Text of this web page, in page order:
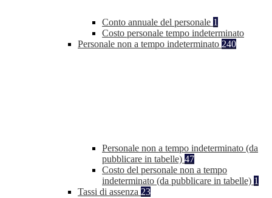
Conto annuale del personale 1
Costo personale tempo indeterminato
Personale non a tempo indeterminato 240
Personale non a tempo indeterminato (da
pubblicare in tabelle) 47
Costo del personale non a tempo
indeterminato (da pubblicare in tabelle) 1
Tassi di assenza 23